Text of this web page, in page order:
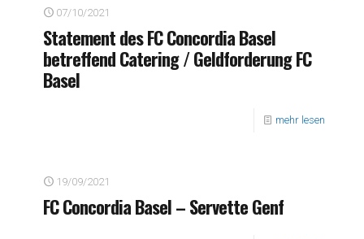
07/10/2021
Statement des FC Concordia Basel
betreffend Catering / Geldforderung FC
Basel
mehr lesen
19/09/2021
FC Concordia Basel – Servette Genf